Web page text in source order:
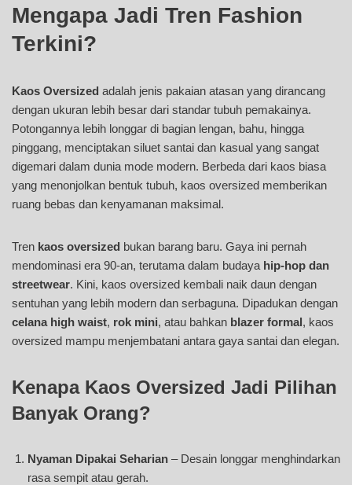
Mengapa Jadi Tren Fashion
Terkini?
Kaos Oversized adalah jenis pakaian atasan yang dirancang
dengan ukuran lebih besar dari standar tubuh pemakainya.
Potongannya lebih longgar di bagian lengan, bahu, hingga
pinggang, menciptakan siluet santai dan kasual yang sangat
digemari dalam dunia mode modern. Berbeda dari kaos biasa
yang menonjolkan bentuk tubuh, kaos oversized memberikan
ruang bebas dan kenyamanan maksimal.
Tren kaos oversized bukan barang baru. Gaya ini pernah
mendominasi era 90-an, terutama dalam budaya hip-hop dan
streetwear. Kini, kaos oversized kembali naik daun dengan
sentuhan yang lebih modern dan serbaguna. Dipadukan dengan
celana high waist, rok mini, atau bahkan blazer formal, kaos
oversized mampu menjembatani antara gaya santai dan elegan.
Kenapa Kaos Oversized Jadi Pilihan
Banyak Orang?
Nyaman Dipakai Seharian – Desain longgar menghindarkan
rasa sempit atau gerah.